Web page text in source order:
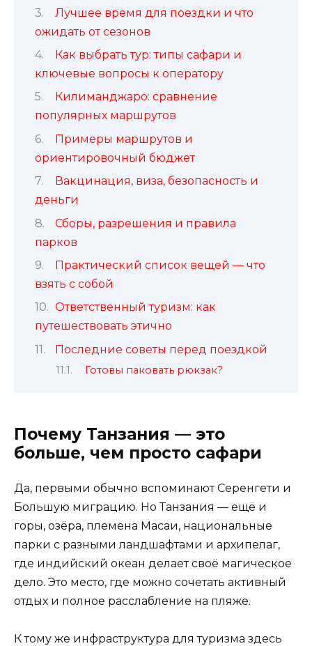
Лучшее время для поездки и что
ожидать от сезонов
Как выбрать тур: типы сафари и
ключевые вопросы к оператору
Килиманджаро: сравнение
популярных маршрутов
Примеры маршрутов и
ориентировочный бюджет
Вакцинация, виза, безопасность и
деньги
Сборы, разрешения и правила
парков
Практический список вещей — что
взять с собой
Ответственный туризм: как
путешествовать этично
Последние советы перед поездкой
Готовы паковать рюкзак?
Почему Танзания — это
больше, чем просто сафари
Да, первыми обычно вспоминают Серенгети и
Большую миграцию. Но Танзания — ещё и
горы, озёра, племена Масаи, национальные
парки с разными ландшафтами и архипелаг,
где индийский океан делает своё магическое
дело. Это место, где можно сочетать активный
отдых и полное расслабление на пляже.
К тому же инфраструктура для туризма здесь